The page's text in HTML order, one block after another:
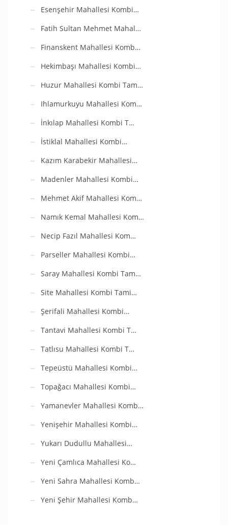
Esenşehir Mahallesi Kombi…
Fatih Sultan Mehmet Mahal…
Finanskent Mahallesi Komb…
Hekimbaşı Mahallesi Kombi…
Huzur Mahallesi Kombi Tam…
Ihlamurkuyu Mahallesi Kom…
İnkılap Mahallesi Kombi T…
İstiklal Mahallesi Kombi…
Kazım Karabekir Mahallesi…
Madenler Mahallesi Kombi…
Mehmet Akif Mahallesi Kom…
Namık Kemal Mahallesi Kom…
Necip Fazıl Mahallesi Kom…
Parseller Mahallesi Kombi…
Saray Mahallesi Kombi Tam…
Site Mahallesi Kombi Tami…
Şerifali Mahallesi Kombi…
Tantavi Mahallesi Kombi T…
Tatlısu Mahallesi Kombi T…
Tepeüstü Mahallesi Kombi…
Topağacı Mahallesi Kombi…
Yamanevler Mahallesi Komb…
Yenişehir Mahallesi Kombi…
Yukarı Dudullu Mahallesi…
Yeni Çamlıca Mahallesi Ko…
Yeni Sahra Mahallesi Komb…
Yeni Şehir Mahallesi Komb…